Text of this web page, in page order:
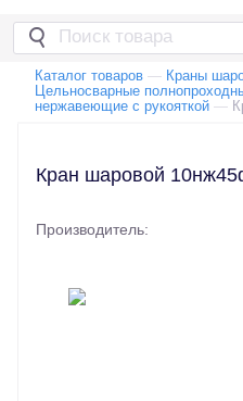
Каталог товаров — Краны
Цельносварные
нержавеющие с рукояткой —
Кран шаровой
Производитель: